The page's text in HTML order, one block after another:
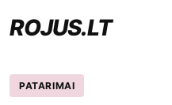
ROJUS.LT
PATARIMAI